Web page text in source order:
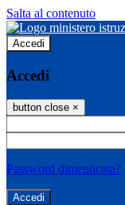
Salta al contenuto
Accedi
Accedi
button close ×
Password dimenticata?